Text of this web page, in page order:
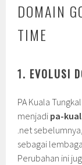
DOMAIN
TIME
1. EVOLUSI
PA Kuala
menjadi pa-
.net
sebagai
Perubahan ini